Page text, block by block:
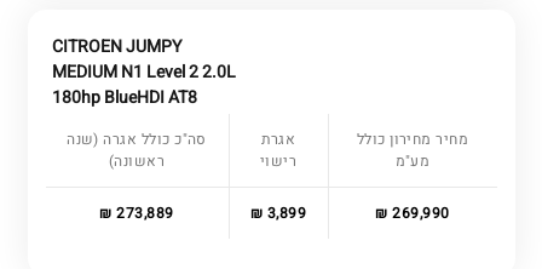
CITROEN JUMPY
MEDIUM N1 Level 2 2.0L
180hp BlueHDI AT8
מחיר מחירון כולל
מע"מ
אגרת
רישוי
סה"כ כולל אגרה (שנה
ראשונה)
269,990 ₪
3,899 ₪
273,889 ₪